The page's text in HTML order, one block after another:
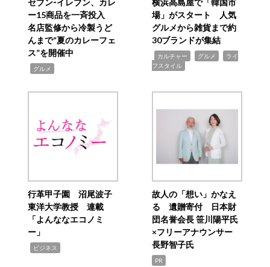
セブン‐イレブン、カレ
ー15商品を一斉投入
名店監修から冷製うど
んまで“夏のカレーフェ
ス”を開催中
グルメ
横浜高島屋で「韓国市
場」がスタート 人気
グルメから雑貨まで約
30ブランドが集結
カルチャー グルメ
ライ
フスタイル
行革甲子園 沼尾波子
東洋大学教授 連載
「よんななエコノミ
ー」
ビジネス
故人の「想い」かなえ
る 遺贈寄付 日本財
団名誉会長 笹川陽平氏
×フリーアナウンサー
長野智子氏
PR